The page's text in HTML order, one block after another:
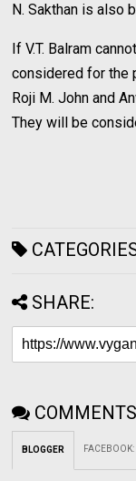
N. Sakthan is also
If V.T. Balram
considered for the
Roji M. John and
They will be
SHARE:
COMMENTS
BLOGGER FACEBOOK: